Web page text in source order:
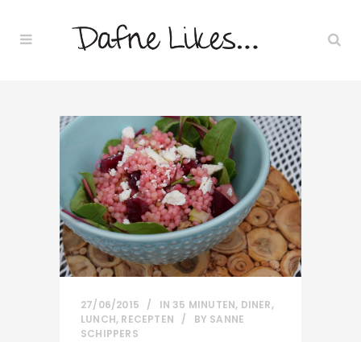
27/06/2015 IN 35 MINUTEN, DINER,
LUNCH, RECEPTEN BY SANNE
SCHIPPERS